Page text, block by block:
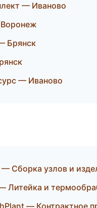
— Иваново
Брянск
— Иваново
Сборка узлов и
и
— Контрактное